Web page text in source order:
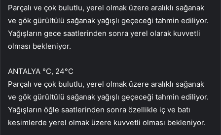
Parçalı ve çok bulutlu, yerel olmak üzere aralıklı sağanak
ve gök gürültülü sağanak yağışlı geçeceği tahmin ediliyor.
Yağışların gece saatlerinden sonra yerel olarak kuvvetli
olması bekleniyor.
ANTALYA °C, 24°C
Parçalı ve çok bulutlu, yerel olmak üzere aralıklı sağanak
ve gök gürültülü sağanak yağışlı geçeceği tahmin ediliyor.
Yağışların öğle saatlerinden sonra özellikle iç ve batı
kesimlerde yerel olmak üzere kuvvetli olması bekleniyor.